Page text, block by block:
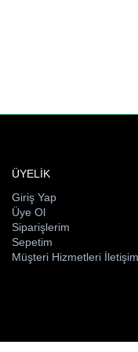
ÜYELİK
Giriş Yap
Üye Ol
Siparişlerim
Sepetim
Müşteri Hizmetleri İletişim